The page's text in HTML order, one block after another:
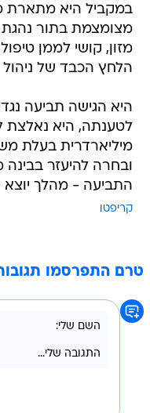
במקביל היא מתארת
מצומצמת בתור נהגת
מזון, קושי לממן
הלחץ הכבד של
לטענתה, היא נאלצת
מיליארדרית בעלת
ובחרה להיעזר
התביעה - מהלך יוצא
קריפטו
טרם התפרסמו